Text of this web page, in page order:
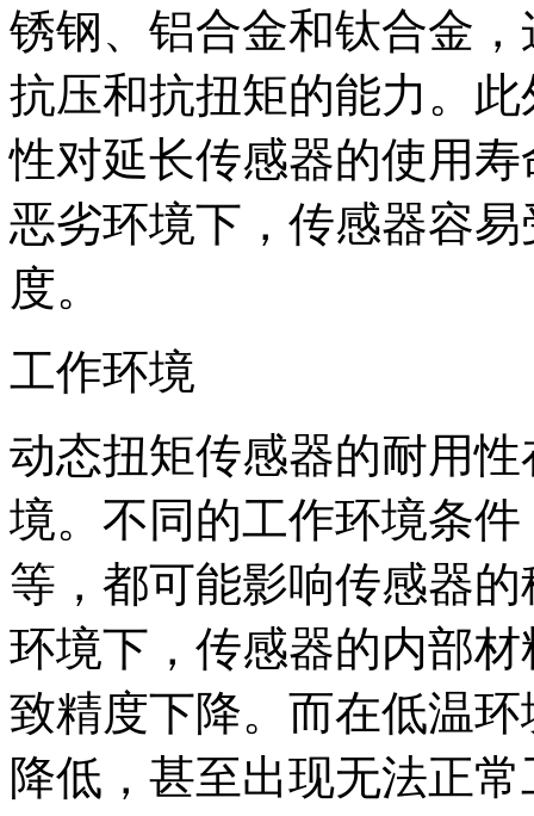
锈钢、铝合金和钛合金
抗压和抗扭矩的能力。
性对延长传感器的使用
恶劣环境下，传感器容
度。
工作环境
动态扭矩传感器的耐用
境。不同的工作环境条
等，都可能影响传感器
环境下，传感器的内部
致精度下降。而在低温
降低，甚至出现无法正